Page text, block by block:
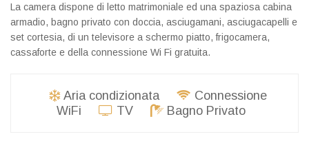
La camera dispone di letto matrimoniale ed una spaziosa cabina
armadio, bagno privato con doccia, asciugamani, asciugacapelli e
set cortesia, di un televisore a schermo piatto, frigocamera,
cassaforte e della connessione Wi Fi gratuita.
Aria condizionata
Connessione
WiFi
TV Bagno Privato